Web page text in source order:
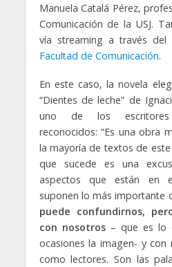
Manuela Catalá Pérez,
Comunicación de la USJ.
vía streaming a través del
Facultad de Comunicación.
En este caso, la novela
“Dientes de leche” de
uno de los escritores
reconocidos: “Es una obra
la mayoría de textos de
que sucede es una
aspectos que están en
suponen lo más importante
puede confundirnos,
con nosotros– que es lo
ocasiones la imagen- y con
como lectores. Son las